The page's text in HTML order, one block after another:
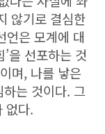
않기로 결심한
언은 모계에 대
을 선포하는 것
며, 나를 낳은
는 것이다. 그
없다.